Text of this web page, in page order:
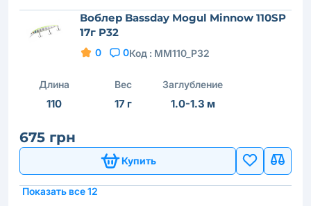
Воблер Bassday Mogul Minnow 110SP
17г P32
0 0Код : MM110_P32
Длина
110
Вес
17 г
Заглубление
1.0-1.3 м
675 грн
Купить
Показать все 12